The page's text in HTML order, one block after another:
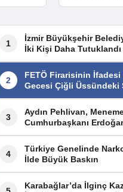
1
İzmir Büyükşehir
İki Kişi Daha Tutuklandı
2
FETÖ Firarisinin İfadesi
Gecesi Çiğli Üssündeki
3
Aydın Pehlivan,
Cumhurbaşkanı
4
Türkiye Genelinde
İlde Büyük Baskın
Karabağlar’da İlginç